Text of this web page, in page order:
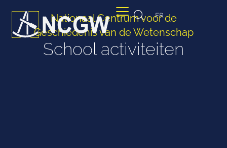
FR
Nationaal Centrum voor de
Geschiedenis van de Wetenschap
School activiteiten